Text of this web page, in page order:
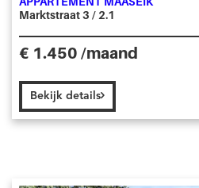
Marktstraat 3 / 2.1
€ 1.450 /maand
Bekijk details